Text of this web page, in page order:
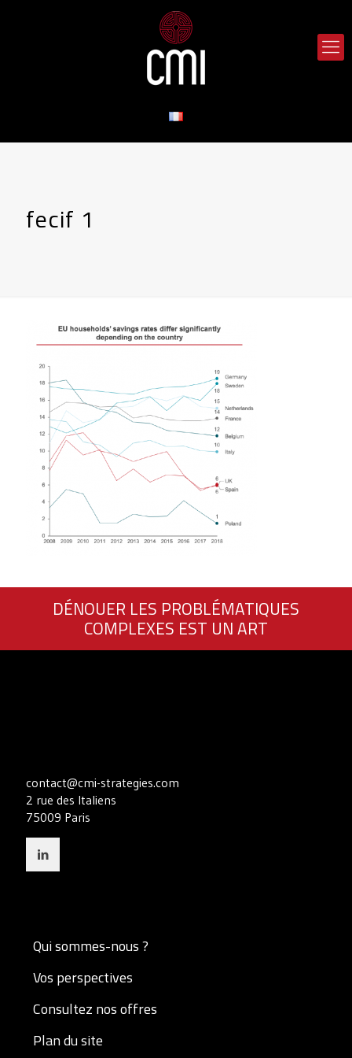
fecif 1
DÉNOUER LES PROBLÉMATIQUES
COMPLEXES EST UN ART
contact@cmi-strategies.com
2 rue des Italiens
75009 Paris
Qui sommes-nous ?
Vos perspectives
Consultez nos offres
Plan du site